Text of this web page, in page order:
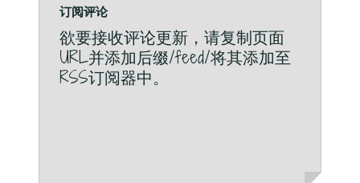
订阅评论
欲要接收评论更新，请复制页面
URL并添加后缀/feed/将其添加至
RSS订阅器中。